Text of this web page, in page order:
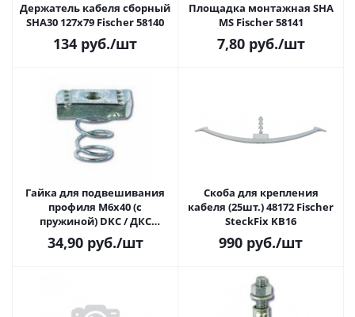
Держатель кабеля сборный
SHA30 127x79 Fischer 58140
134 руб./шт
Площадка монтажная SHA
MS Fischer 58141
7,80руб./шт
Гайка для подвешивания
профиля М6x40 (с
пружиной) DKC / ДКС
CM150600 (34138)
34,90руб./шт
Скоба для крепления
кабеля (25шт.) 48172 Fischer
SteckFix KB16
990 руб./шт